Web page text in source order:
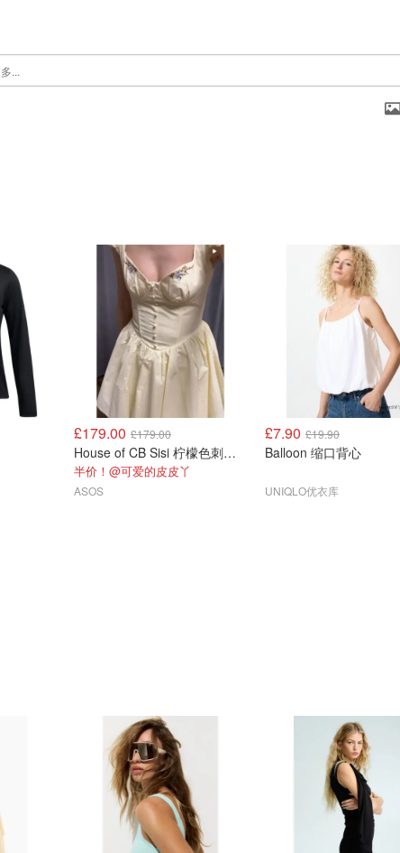
£179.00 £179.00
House of CB Sisi 柠檬色刺绣迷你裙
半价！@可爱的皮皮丫
ASOS
£7.90 £19.90
Balloon 缩口背心
UNIQLO优衣库